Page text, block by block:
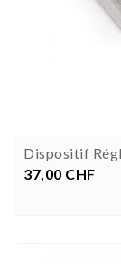
Dispositif
Prezzo
37,00 CHF